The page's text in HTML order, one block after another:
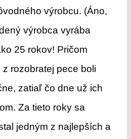
výrobcu. (Áno,
výrobca vyrába
25 rokov! Pričom
rozobratej pece boli
zatiaľ čo dne už ich
Za tieto roky sa
jedným z najlepších a